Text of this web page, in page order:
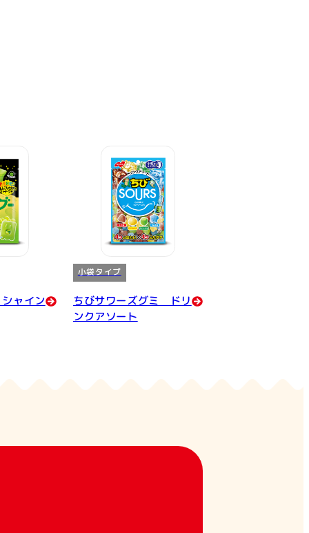
ャイン
小袋タイプ
ちびサワーズグミ ドリ
ンクアソート